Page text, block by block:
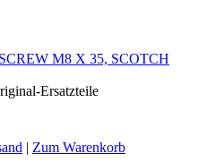
Ersatzteile
| Zum Warenkorb